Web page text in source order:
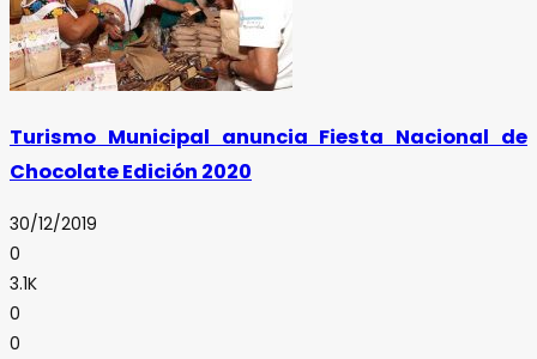
Turismo Municipal anuncia Fiesta Nacional de
Chocolate Edición 2020
30/12/2019
0
3.1K
0
0